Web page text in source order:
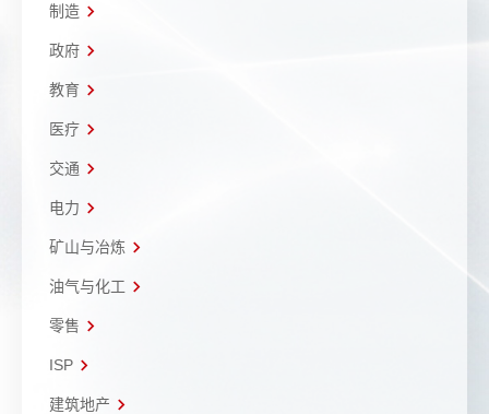
制造
政府
教育
医疗
交通
电力
矿山与冶炼
油气与化工
零售
ISP
建筑地产